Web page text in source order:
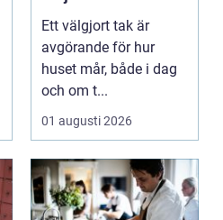
får ett tak som
håller
Ett välgjort tak är
avgörande för hur
huset mår, både i dag
och om t...
01 augusti 2026